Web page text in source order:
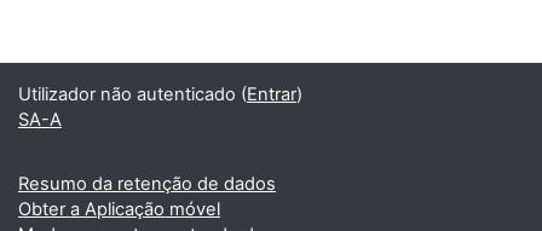
Utilizador não autenticado (Entrar)
SA-A
Resumo da retenção de dados
Obter a Aplicação móvel